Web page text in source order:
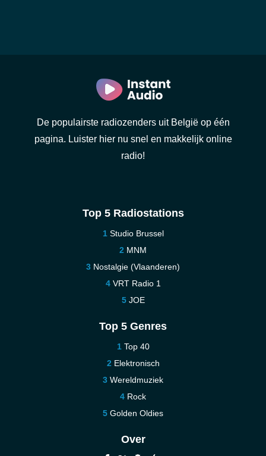
De populairste radiozenders uit België op één
pagina. Luister hier nu snel en makkelijk online
radio!
Top 5 Radiostations
Studio Brussel
MNM
Nostalgie (Vlaanderen)
VRT Radio 1
JOE
Top 5 Genres
Top 40
Elektronisch
Wereldmuziek
Rock
Golden Oldies
Over